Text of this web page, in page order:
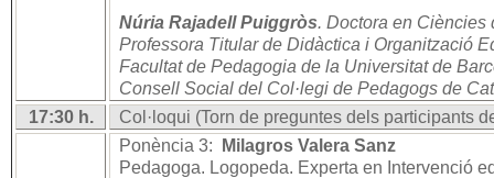
Núria Rajadell Puiggròs. Doctora en Ciències
Professora Titular de Didàctica i Organització
Facultat de Pedagogia de la Universitat de
Consell Social del Col·legi de Pedagogs de
17:30 h.
Col·loqui (Torn de preguntes dels participants
Ponència 3: Milagros ValeraSanz
Pedagoga. Logopeda. Experta en Intervenció